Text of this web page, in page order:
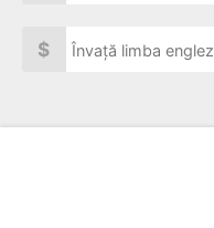
$ Învață limba